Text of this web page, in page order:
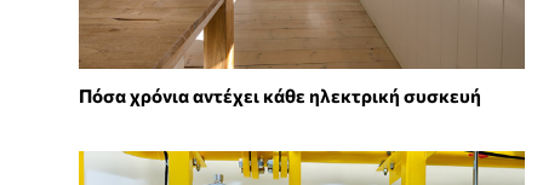
Πόσα χρόνια αντέχει κάθε ηλεκτρική συσκευή